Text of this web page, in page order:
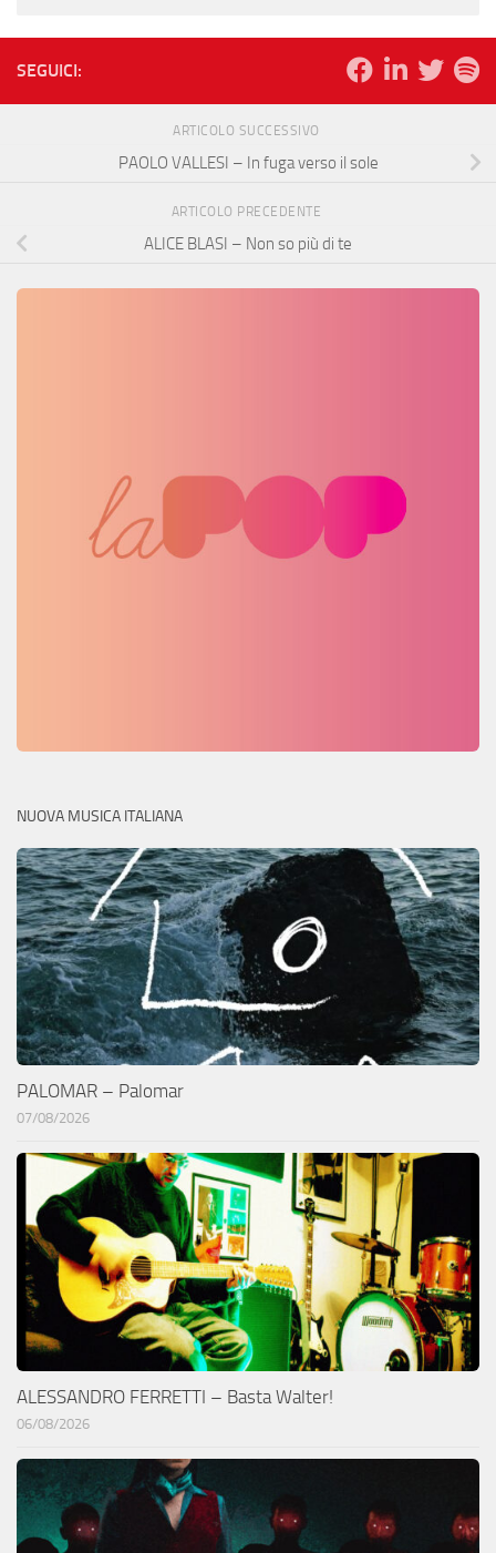
SEGUICI:
ARTICOLO SUCCESSIVO
PAOLO VALLESI – In fuga verso il sole
ARTICOLO PRECEDENTE
ALICE BLASI – Non so più di te
NUOVA MUSICA ITALIANA
PALOMAR – Palomar
07/08/2026
ALESSANDRO FERRETTI – Basta Walter!
06/08/2026